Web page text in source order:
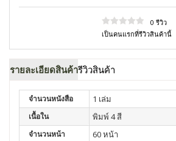
0 รีวิว
เป็นคนแรกที่รีวิวสินค้านี้
รายละเอียดสินค้ารีวิวสินค้า
จำนวนหนังสือ 1 เล่ม
เนื้อใน พิมพ์ 4 สี
จำนวนหน้า 60 หน้า